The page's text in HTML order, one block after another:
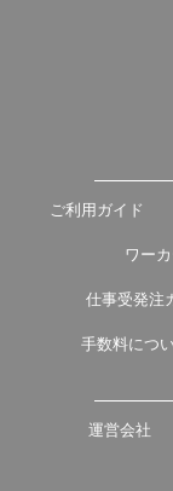
ご利用ガイド
ワー
仕事受発注
手数料につ
運営会社